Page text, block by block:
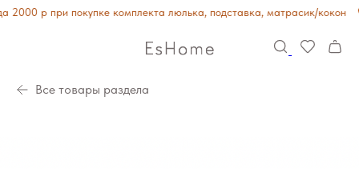
р при покупке комплекта люлька, подставка, матрасик/кокон
Все товары раздела